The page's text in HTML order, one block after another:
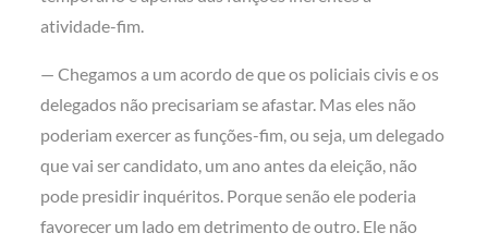
atividade-fim.
— Chegamos a um acordo de que os policiais civis e os
delegados não precisariam se afastar. Mas eles não
poderiam exercer as funções-fim, ou seja, um delegado
que vai ser candidato, um ano antes da eleição, não
pode presidir inquéritos. Porque senão ele poderia
favorecer um lado em detrimento de outro. Ele não